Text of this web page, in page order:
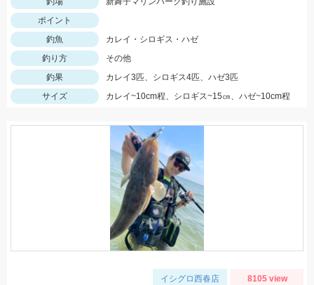
ポイント
釣魚
カレイ・シロギス・ハゼ
釣り方
その他
釣果
カレイ3匹、シロギス4匹、ハゼ3匹
サイズ
カレイ~10cm程、シロギス~15㎝、ハゼ~10cm程
イシグロ西春店 8105 view